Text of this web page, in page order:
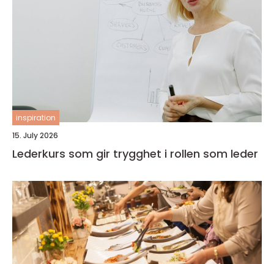
inspiration
15. July 2026
Lederkurs som gir trygghet i rollen som leder